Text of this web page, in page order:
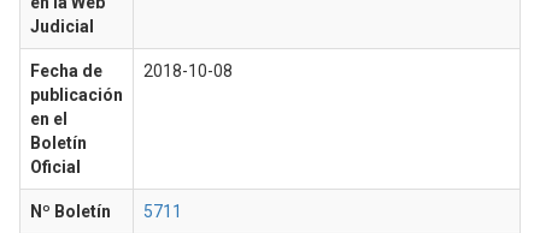
Judicial
Fecha de
publicación
en el
Boletín
Oficial
2018-10-08
Nº Boletín 5711